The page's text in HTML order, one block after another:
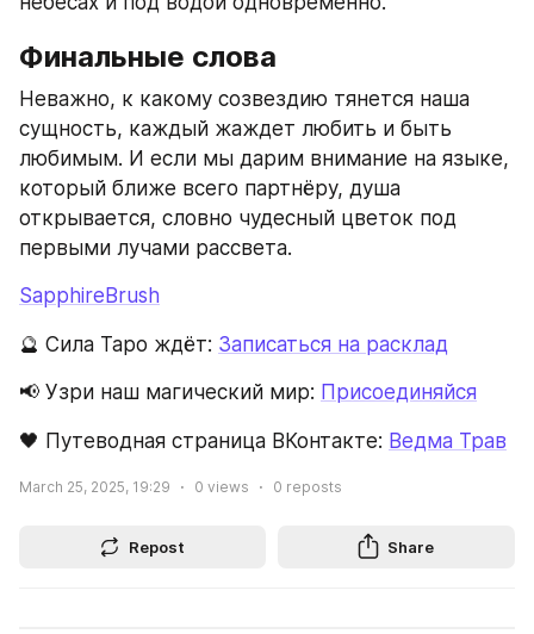
Финальные слова
Неважно, к какому созвездию тянется наша
сущность, каждый жаждет любить и быть
любимым. И если мы дарим внимание на языке,
который ближе всего партнёру, душа
открывается, словно чудесный цветок под
первыми лучами рассвета.
SapphireBrush
🔮 Сила Таро ждёт: Записаться на расклад
📢 Узри наш магический мир: Присоединяйся
🖤 Путеводная страница ВКонтакте: Ведма Трав
March 25, 2025, 19:29 0 views 0 reposts
Repost Share